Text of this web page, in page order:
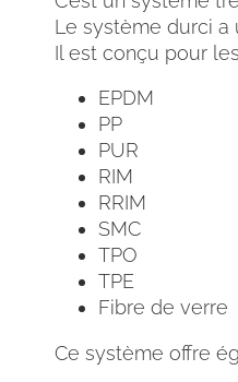
Le système durci a
Il est conçu pour
EPDM
PP
PUR
RIM
RRIM
SMC
TPO
TPE
Fibre de verre
Ce système offre